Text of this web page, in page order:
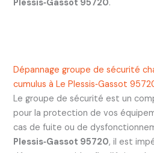
Plessis‑Gassot 95720.
Dépannage groupe de sécurité
cumulus à Le Plessis‑Gassot
Le groupe de sécurité est un
pour la protection de vos
cas de fuite ou de
Plessis‑Gassot 95720, il est